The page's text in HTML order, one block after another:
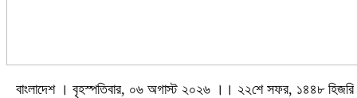
বাংলাদেশ । বৃহস্পতিবার, ০৬ অগাস্ট ২০২৬ ।। ২২শে সফর, ১৪৪৮ হিজরি